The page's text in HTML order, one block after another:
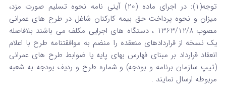
توجه(1): در اجرای ماده (20) آینی نامه نحوه تسلیم صورت مزد،
میزان و نحوه پرداخت حق بیمه کارکنان شاغل در طرح های عمرانی
مصوب 1363/12/8 ، دستگاه های اجرایی مکلف می باشند بلافاصله
یک نسخه از قراردادهای منعقده را منضم به موافقتنامه طرح با اعلام
انعقاد قرارداد بر مبنای فهارس بهای پایه یا ضوابط طرح های عمرانی
(تیپ سازمان برنامه و بودجه) و شماره طرح و ردیف بودجه به شعبه
مربوطه ارسال نمایند .